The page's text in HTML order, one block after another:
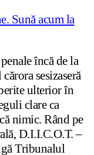
încă de la
sesizaseră
ulterior în
clare ca
nimic. Rând pe
D.I.I.C.O.T. –
Tribunalul